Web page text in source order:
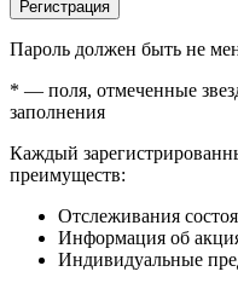
Регистрация
Пароль должен быть не
* — поля, отмеченные
заполнения
Каждый
преимуществ:
Отслеживания
Информация об
Индивидуальные